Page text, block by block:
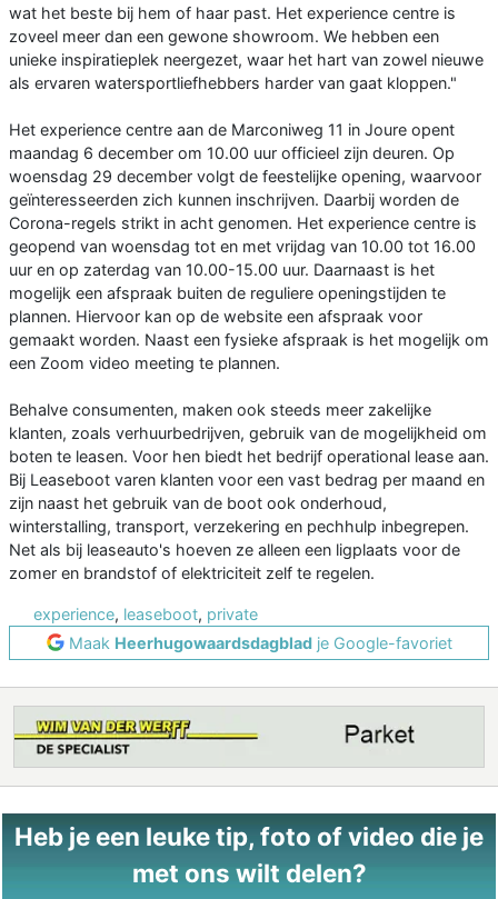
wat het beste bij hem of haar past. Het experience centre is
zoveel meer dan een gewone showroom. We hebben een
unieke inspiratieplek neergezet, waar het hart van zowel nieuwe
als ervaren watersportliefhebbers harder van gaat kloppen."
Het experience centre aan de Marconiweg 11 in Joure opent
maandag 6 december om 10.00 uur officieel zijn deuren. Op
woensdag 29 december volgt de feestelijke opening, waarvoor
geïnteresseerden zich kunnen inschrijven. Daarbij worden de
Corona-regels strikt in acht genomen. Het experience centre is
geopend van woensdag tot en met vrijdag van 10.00 tot 16.00
uur en op zaterdag van 10.00-15.00 uur. Daarnaast is het
mogelijk een afspraak buiten de reguliere openingstijden te
plannen. Hiervoor kan op de website een afspraak voor
gemaakt worden. Naast een fysieke afspraak is het mogelijk om
een Zoom video meeting te plannen.
Behalve consumenten, maken ook steeds meer zakelijke
klanten, zoals verhuurbedrijven, gebruik van de mogelijkheid om
boten te leasen. Voor hen biedt het bedrijf operational lease aan.
Bij Leaseboot varen klanten voor een vast bedrag per maand en
zijn naast het gebruik van de boot ook onderhoud,
winterstalling, transport, verzekering en pechhulp inbegrepen.
Net als bij leaseauto's hoeven ze alleen een ligplaats voor de
zomer en brandstof of elektriciteit zelf te regelen.
experience, leaseboot, private
Maak Heerhugowaardsdagbladje Google-favoriet
Heb je een leuke tip, foto of video die je
met ons wilt delen?